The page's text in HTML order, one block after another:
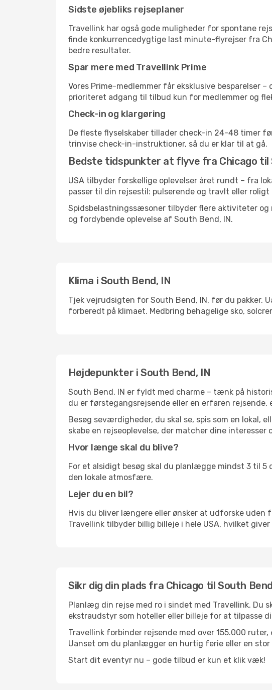
Sidste øjebliks rejseplaner
Travellink har også gode muligheder for spontane
finde konkurrencedygtige last minute-flyrejser fra
bedre resultater.
Spar mere med Travellink Prime
Vores Prime-medlemmer får eksklusive besparelser
prioriteret adgang til tilbud kun for medlemmer og
Check-in og klargøring
De fleste flyselskaber tillader check-in 24-48 timer
trinvise check-in-instruktioner, så du er klar til at gå.
Bedste tidspunkter at flyve fra Chicago til
USA tilbyder forskellige oplevelser året rundt – fra
passer til din rejsestil: pulserende og travlt eller
Spidsbelastningssæsoner tilbyder flere aktiviteter og
og fordybende oplevelse af South Bend, IN.
Klima i South Bend, IN
Tjek vejrudsigten for South Bend, IN, før du pakker.
forberedt på klimaet. Medbring behagelige sko,
Højdepunkter i South Bend, IN
South Bend, IN er fyldt med charme – tænk på
du er førstegangsrejsende eller en erfaren
Besøg seværdigheder, du skal se, spis som en
skabe en rejseoplevelse, der matcher dine interesser
Hvor længe skal du blive?
For et alsidigt besøg skal du planlægge mindst 3 til
den lokale atmosfære.
Lejer du en bil?
Hvis du bliver længere eller ønsker at udforske uden
Travellink tilbyder billig billeje i hele USA, hvilket
Sikr dig din plads fra Chicago til South
Planlæg din rejse med ro i sindet med Travellink. Du
ekstraudstyr som hoteller eller billeje for at tilpasse
Travellink forbinder rejsende med over 155.000
Uanset om du planlægger en hurtig ferie eller en
Start dit eventyr nu – gode tilbud er kun et klik væk!